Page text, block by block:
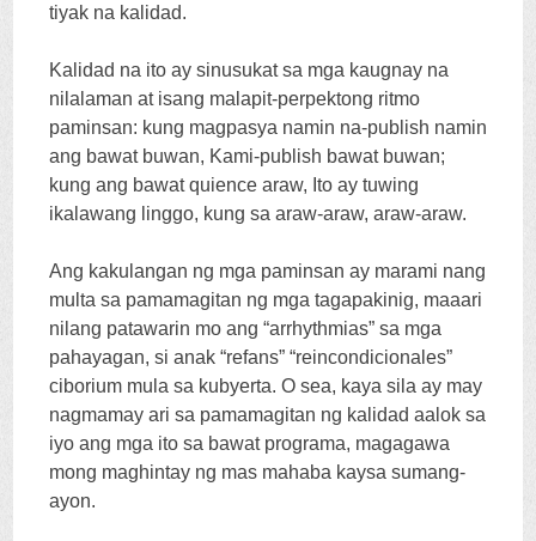
tiyak na kalidad.
Kalidad na ito ay sinusukat sa mga kaugnay na
nilalaman at isang malapit-perpektong ritmo
paminsan: kung magpasya namin na-publish namin
ang bawat buwan, Kami-publish bawat buwan;
kung ang bawat quience araw, Ito ay tuwing
ikalawang linggo, kung sa araw-araw, araw-araw.
Ang kakulangan ng mga paminsan ay marami nang
multa sa pamamagitan ng mga tagapakinig, maaari
nilang patawarin mo ang “arrhythmias” sa mga
pahayagan, si anak “refans” “reincondicionales”
ciborium mula sa kubyerta.O sea, kaya sila ay may
nagmamay ari sa pamamagitan ng kalidad aalok sa
iyo ang mga ito sa bawat programa, magagawa
mong maghintay ng mas mahaba kaysa sumang-
ayon.